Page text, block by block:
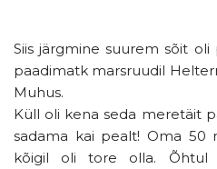
Siis järgmine suurem sõit
paadimatk marsruudil
Muhus.
Küll oli kena seda meretäit
sadama kai pealt! Oma 50
kõigil oli tore olla. Õhtul